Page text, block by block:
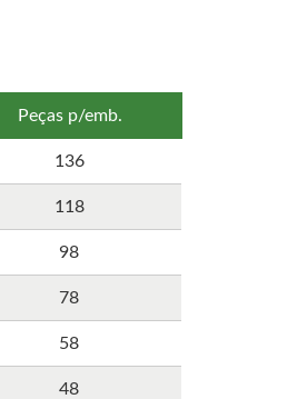
Peças p/emb.
136
118
98
78
58
48